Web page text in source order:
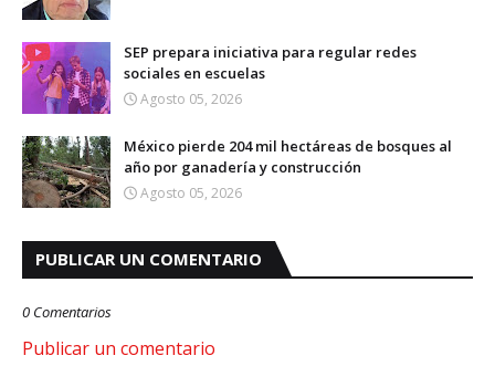
SEP prepara iniciativa para regular redes
sociales en escuelas
Agosto 05, 2026
México pierde 204 mil hectáreas de bosques al
año por ganadería y construcción
Agosto 05, 2026
PUBLICAR UN COMENTARIO
0 Comentarios
Publicar un comentario